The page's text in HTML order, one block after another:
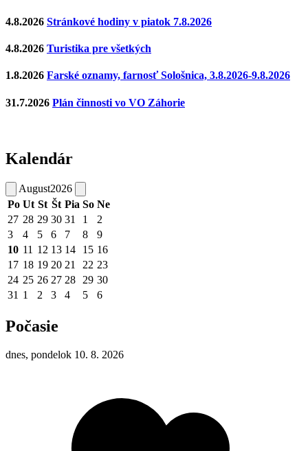
4.8.2026 Stránkové hodiny v piatok 7.8.2026
4.8.2026 Turistika pre všetkých
1.8.2026 Farské oznamy, farnosť Sološnica, 3.8.2026-9.8.2026
31.7.2026 Plán činnosti vo VO Záhorie
Kalendár
August2026
Po Ut St Št Pia So Ne
27 28 29 30 31 1
2
3
4 5 6 7 8
9
10 11 12 13 14 15 16
17 18 19 20 21 22 23
24 25 26 27 28 29 30
31 1 2 3 4 5 6
Počasie
dnes, pondelok 10. 8. 2026